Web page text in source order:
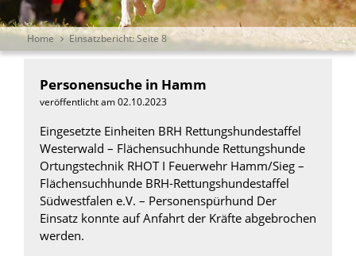
Home Einsatzbericht: Seite 8
Personensuche in Hamm
veröffentlicht am 02.10.2023
Eingesetzte Einheiten BRH Rettungshundestaffel
Westerwald – Flächensuchhunde Rettungshunde
Ortungstechnik RHOT I Feuerwehr Hamm/Sieg –
Flächensuchhunde BRH-Rettungshundestaffel
Südwestfalen e.V. – Personenspürhund Der
Einsatz konnte auf Anfahrt der Kräfte abgebrochen
werden.